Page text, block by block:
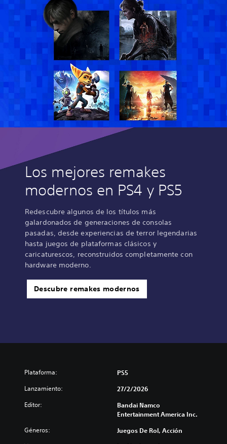
Los mejores remakes
modernos en PS4 y PS5
Redescubre algunos de los títulos más
galardonados de generaciones de consolas
pasadas, desde experiencias de terror legendarias
hasta juegos de plataformas clásicos y
caricaturescos, reconstruidos completamente con
hardware moderno.
Descubre remakes modernos
Plataforma: PS5
Lanzamiento: 27/2/2026
Editor:
Bandai Namco
Entertainment America Inc.
Géneros: Juegos De Rol, Acción